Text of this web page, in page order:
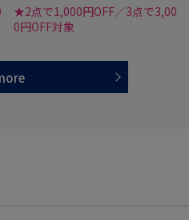
★2点で1,000円OFF／3点で3,00
0円OFF対象